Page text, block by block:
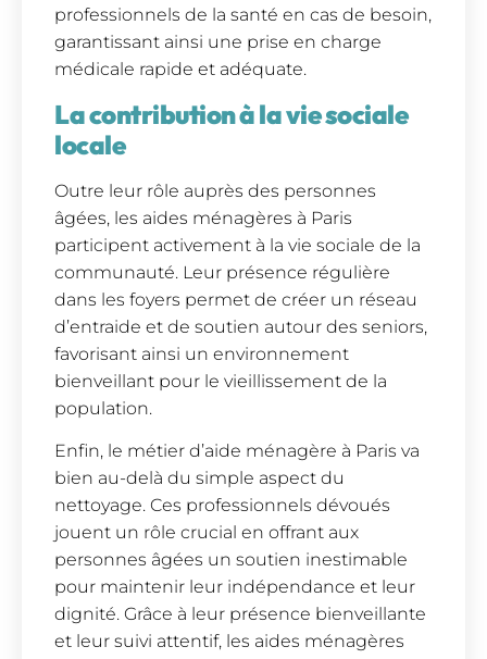
professionnels de la santé en cas de besoin,
garantissant ainsi une prise en charge
médicale rapide et adéquate.
La contribution à la vie sociale
locale
Outre leur rôle auprès des personnes
âgées, les aides ménagères à Paris
participent activement à la vie sociale de la
communauté. Leur présence régulière
dans les foyers permet de créer un réseau
d’entraide et de soutien autour des seniors,
favorisant ainsi un environnement
bienveillant pour le vieillissement de la
population.
Enfin, le métier d’aide ménagère à Paris va
bien au-delà du simple aspect du
nettoyage. Ces professionnels dévoués
jouent un rôle crucial en offrant aux
personnes âgées un soutien inestimable
pour maintenir leur indépendance et leur
dignité. Grâce à leur présence bienveillante
et leur suivi attentif, les aides ménagères